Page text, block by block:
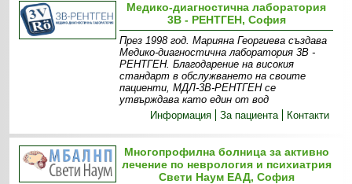
Медико-диагностична лаборатория
3В - РЕНТГЕН, София
През 1998 год. Марияна Георгиева създава
Медико-диагностична лаборатория 3В -
РЕНТГЕН. Благодарение на високия
стандарт в обслужването на своите
пациенти, МДЛ-3В-РЕНТГЕН се
утвърждава като един от вод
Информация
За пациента Контакти
Многопрофилна болница за активно
лечение по неврология и психиатрия
Свети Наум ЕАД, София